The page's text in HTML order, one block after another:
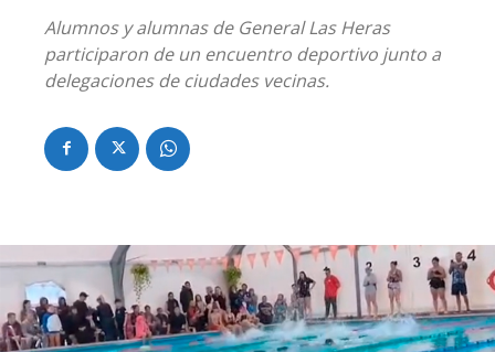
Alumnos y alumnas de General Las Heras
participaron de un encuentro deportivo junto a
delegaciones de ciudades vecinas.